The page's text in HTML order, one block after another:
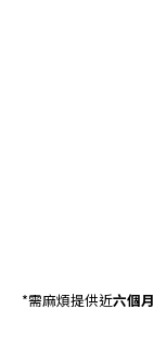
*需麻煩提供近六個月